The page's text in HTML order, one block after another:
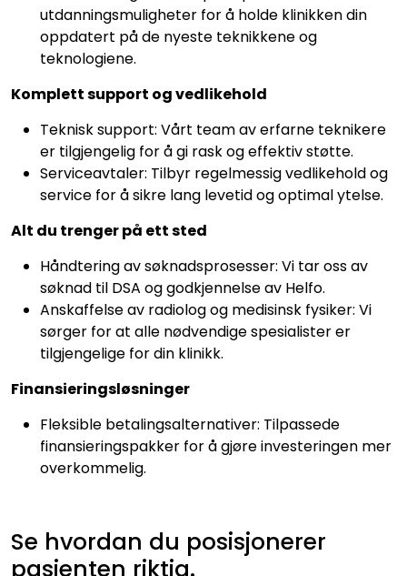
utdanningsmuligheter for å holde klinikken din
oppdatert på de nyeste teknikkene og
teknologiene.
Komplett support og vedlikehold
Teknisk support: Vårt team av erfarne teknikere
er tilgjengelig for å gi rask og effektiv støtte.
Serviceavtaler: Tilbyr regelmessig vedlikehold og
service for å sikre lang levetid og optimal ytelse.
Alt du trenger på ett sted
Håndtering av søknadsprosesser: Vi tar oss av
søknad til DSA og godkjennelse av Helfo.
Anskaffelse av radiolog og medisinsk fysiker: Vi
sørger for at alle nødvendige spesialister er
tilgjengelige for din klinikk.
Finansieringsløsninger
Fleksible betalingsalternativer: Tilpassede
finansieringspakker for å gjøre investeringen mer
overkommelig.
Se hvordan du posisjonerer
pasienten riktig.